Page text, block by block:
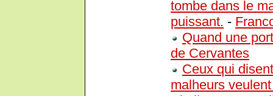
tombe dans le
puissant. -
Quand une
de Cervantes
Ceux qui
malheurs